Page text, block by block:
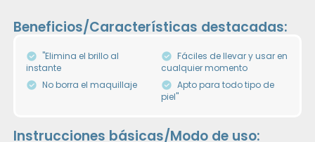
Beneficios/Características destacadas:
"Elimina el brillo al
instante
Fáciles de llevar y usar en
cualquier momento
No borra el maquillaje
Apto para todo tipo de
piel"
Instrucciones básicas/Modo de uso: